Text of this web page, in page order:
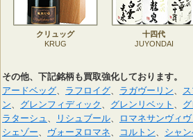
クリュッグ
KRUG
十四代
JUYONDAI
その他、下記銘柄も買取強化しております。
アードベッグ、 ラフロイグ、 ラガヴーリン、
ン、 グレンフィディック 、 グレンリベット 、
ラターシュ 、 リシュブール、 ロマネサンヴィ
シェゾー、 ヴォーヌロマネ、 コルトン、 シャ